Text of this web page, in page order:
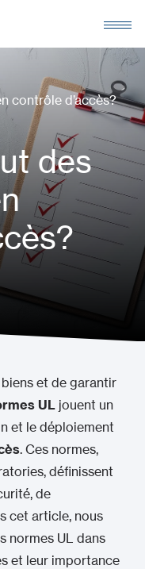
contrôle d’accès?
des
biens et de garantir
UL jouent un
et le déploiement
. Ces normes,
définissent
de
cet article, nous
normes UL dans
et leur importance